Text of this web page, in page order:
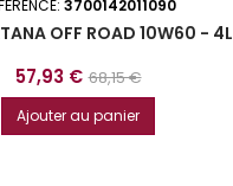
3700142011090
OFF ROAD 10W60 - 4L
Prix
57,93 € Prix
base
68,15 €
Ajouter au panier